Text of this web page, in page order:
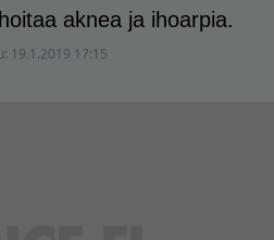
aknea ja ihoarpia.
19.1.2019 17:15